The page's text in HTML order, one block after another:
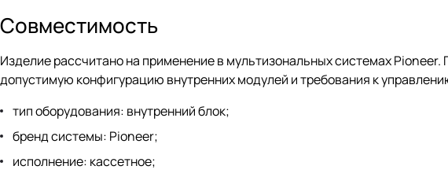
Совместимость
Изделие рассчитано на применение в мультизональных системах
допустимую конфигурацию внутренних модулей и требования к
тип оборудования: внутренний блок;
бренд системы: Pioneer;
исполнение: кассетное;